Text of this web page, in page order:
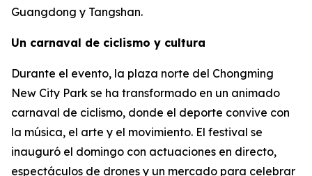
Guangdong y Tangshan.
Un carnaval de ciclismo y cultura
Durante el evento, la plaza norte del Chongming
New City Park se ha transformado en un animado
carnaval de ciclismo, donde el deporte convive con
la música, el arte y el movimiento. El festival se
inauguró el domingo con actuaciones en directo,
espectáculos de drones y un mercado para celebrar